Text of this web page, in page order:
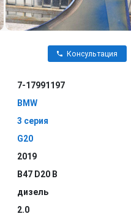
Консультация
7-17991197
BMW
3 серия
G20
2019
B47 D20 B
дизель
2.0